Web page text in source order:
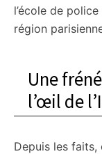
l’école de
région
Une
l’œil de
Depuis les